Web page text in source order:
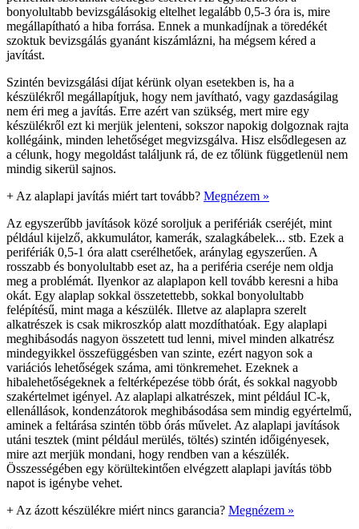
bonyolultabb bevizsgálásokig eltelhet legalább 0,5-3 óra is, mire
megállapítható a hiba forrása. Ennek a munkadíjnak a töredékét
szoktuk bevizsgálás gyanánt kiszámlázni, ha mégsem kéred a
javítást.
Szintén bevizsgálási díjat kérünk olyan esetekben is, ha a
készülékről megállapítjuk, hogy nem javítható, vagy gazdaságilag
nem éri meg a javítás. Erre azért van szükség, mert mire egy
készülékről ezt ki merjük jelenteni, sokszor napokig dolgoznak rajta
kollégáink, minden lehetőséget megvizsgálva. Hisz elsődlegesen az
a célunk, hogy megoldást találjunk rá, de ez tőlünk függetlenül nem
mindig sikerül sajnos.
+ Az alaplapi javítás miért tart tovább? Megnézem »
Az egyszerűbb javítások közé soroljuk a perifériák cseréjét, mint
például kijelző, akkumulátor, kamerák, szalagkábelek... stb. Ezek a
perifériák 0,5-1 óra alatt cserélhetőek, aránylag egyszerűen. A
rosszabb és bonyolultabb eset az, ha a periféria cseréje nem oldja
meg a problémát. Ilyenkor az alaplapon kell tovább keresni a hiba
okát. Egy alaplap sokkal összetettebb, sokkal bonyolultabb
felépítésű, mint maga a készülék. Illetve az alaplapra szerelt
alkatrészek is csak mikroszkóp alatt mozdíthatóak. Egy alaplapi
meghibásodás nagyon összetett tud lenni, mivel minden alkatrész
mindegyikkel összefüggésben van szinte, ezért nagyon sok a
variációs lehetőségek száma, ami tönkremehet. Ezeknek a
hibalehetőségeknek a feltérképezése több órát, és sokkal nagyobb
szakértelmet igényel. Az alaplapi alkatrészek, mint például IC-k,
ellenállások, kondenzátorok meghibásodása sem mindig egyértelmű,
aminek a feltárása szintén több órás művelet. Az alaplapi javítások
utáni tesztek (mint például merülés, töltés) szintén időigényesek,
mire azt merjük mondani, hogy rendben van a készülék.
Összességében egy körültekintően elvégzett alaplapi javítás több
napot is igénybe vehet.
+ Az ázott készülékre miért nincs garancia? Megnézem »